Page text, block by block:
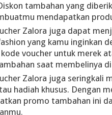
tambahan yang
mendapatkan
Zalora juga dapat
yang kamu inginkan
voucher untuk merek
saat membelinya
Zalora juga seringkali
hadiah khusus. Dengan
promo tambahan ini